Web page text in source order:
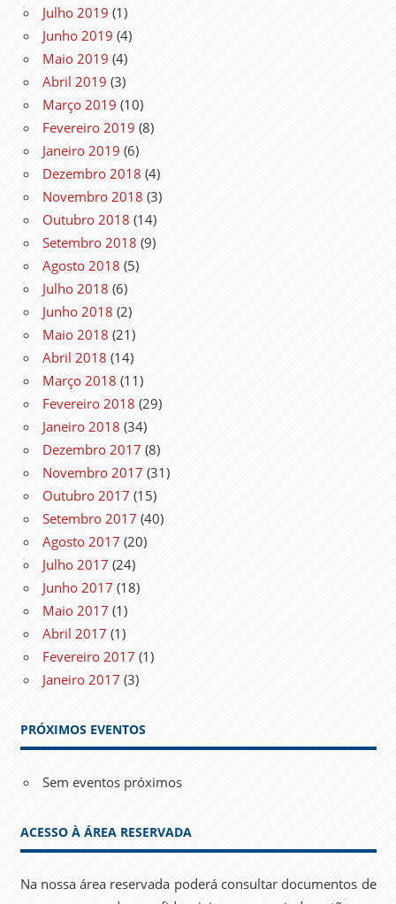
Julho 2019 (1)
Junho 2019 (4)
Maio 2019 (4)
Abril 2019 (3)
Março 2019 (10)
Fevereiro 2019 (8)
Janeiro 2019 (6)
Dezembro 2018 (4)
Novembro 2018 (3)
Outubro 2018 (14)
Setembro 2018 (9)
Agosto 2018 (5)
Julho 2018 (6)
Junho 2018 (2)
Maio 2018 (21)
Abril 2018 (14)
Março 2018 (11)
Fevereiro 2018 (29)
Janeiro 2018 (34)
Dezembro 2017 (8)
Novembro 2017 (31)
Outubro 2017 (15)
Setembro 2017 (40)
Agosto 2017 (20)
Julho 2017 (24)
Junho 2017 (18)
Maio 2017 (1)
Abril 2017 (1)
Fevereiro 2017 (1)
Janeiro 2017 (3)
PRÓXIMOS EVENTOS
Sem eventos próximos
ACESSO À ÁREA RESERVADA
Na nossa área reservada poderá consultar documentos de